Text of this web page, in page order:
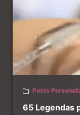
Posts
65 Legendas